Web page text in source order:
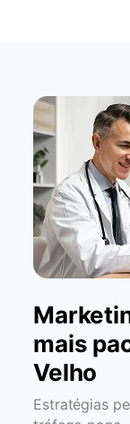
mais
Velho
Estratégias